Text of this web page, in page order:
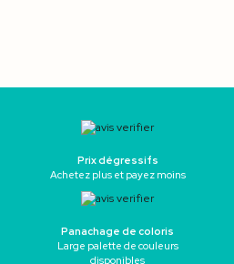
Prix dégressifs
Achetez plus et payez moins
Panachage de coloris
Large palette de couleurs
disponibles